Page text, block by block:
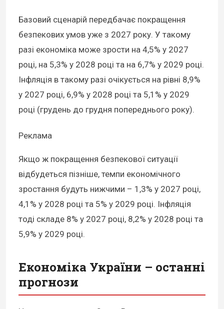
Базовий сценарій передбачає покращення
безпекових умов уже з 2027 року. У такому
разі економіка може зрости на 4,5% у 2027
році, на 5,3% у 2028 році та на 6,7% у 2029 році.
Інфляція в такому разі очікується на рівні 8,9%
у 2027 році, 6,9% у 2028 році та 5,1% у 2029
році (грудень до грудня попереднього року).
Реклама
Якщо ж покращення безпекової ситуації
відбудеться пізніше, темпи економічного
зростання будуть нижчими – 1,3% у 2027 році,
4,1% у 2028 році та 5% у 2029 році. Інфляція
тоді складе 8% у 2027 році, 8,2% у 2028 році та
5,9% у 2029 році.
Економіка України – останні
прогнози